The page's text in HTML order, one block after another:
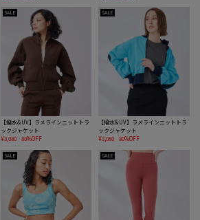
SALE
【撥水&UV】ラメラインニットトラ
ックジャケット
¥3,080
80%OFF
SALE
【撥水&UV】ラメラインニットトラ
ックジャケット
¥3,080
80%OFF
SALE SALE